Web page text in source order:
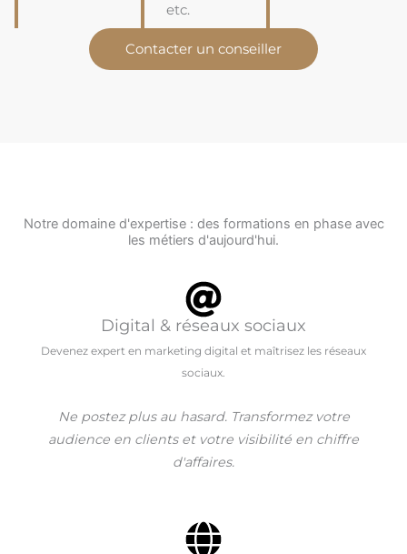
etc.
Contacter un conseiller
Notre domaine d'expertise : des formations en phase avec
les métiers d'aujourd'hui.
Digital & réseaux sociaux
Devenez expert en marketing digital et maîtrisez les réseaux
sociaux.
Ne postez plus au hasard. Transformez votre
audience en clients et votre visibilité en chiffre
d'affaires.